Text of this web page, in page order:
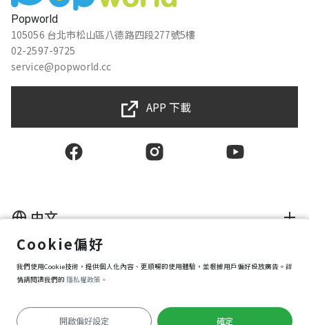
Popworld
105056 台北市松山區八德路四段277號5樓
02-2597-9725
service@popworld.cc
APP 下載
隱私權保護政策
資訊安全政策
中文
Cookie偏好
我們使用Cookie技術，提供個人化內容、更順暢的使用體驗，並根據用戶偏好投放廣告。詳
情請閱讀我們的 隱私權政策。
開啟偏好設定 確定